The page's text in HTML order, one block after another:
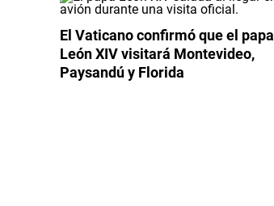
El Vaticano confirmó que el papa
León XIV visitará Montevideo,
Paysandú y Florida